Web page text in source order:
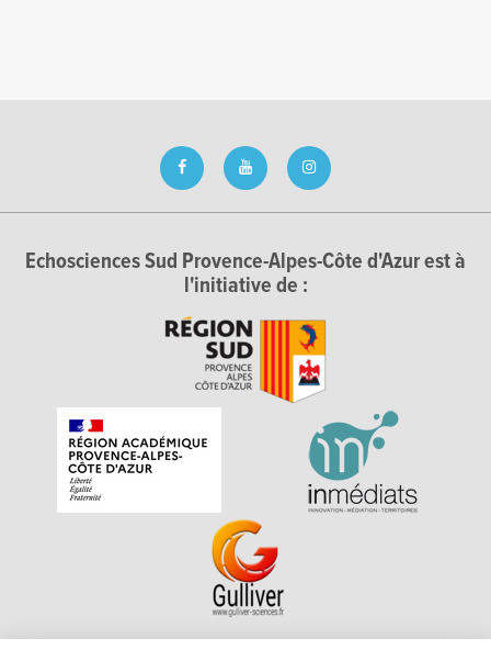
Echosciences Sud Provence-Alpes-Côte d'Azur est à
l'initiative de :